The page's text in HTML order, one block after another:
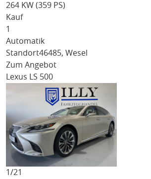
264 KW (359 PS)
Kauf
1
Automatik
Standort46485, Wesel
Zum Angebot
Lexus LS 500
1/21